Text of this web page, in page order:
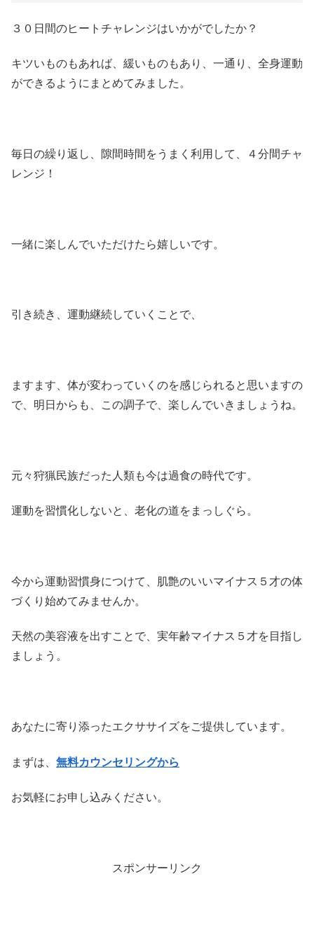
３０日間のヒートチャレンジはいかがでしたか？
キツいものもあれば、緩いものもあり、一通り、全身運動
ができるようにまとめてみました。
毎日の繰り返し、隙間時間をうまく利用して、４分間チャ
レンジ！
一緒に楽しんでいただけたら嬉しいです。
引き続き、運動継続していくことで、
ますます、体が変わっていくのを感じられると思いますの
で、明日からも、この調子で、楽しんでいきましょうね。
元々狩猟民族だった人類も今は過食の時代です。
運動を習慣化しないと、老化の道をまっしぐら。
今から運動習慣身につけて、肌艶のいいマイナス５才の体
づくり始めてみませんか。
天然の美容液を出すことで、実年齢マイナス５才を目指し
ましょう。
あなたに寄り添ったエクササイズをご提供しています。
まずは、 無料カウンセリングから
お気軽にお申し込みください。
スポンサーリンク